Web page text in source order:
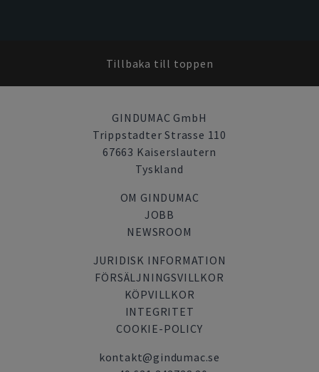
Tillbaka till toppen
GINDUMAC GmbH
Trippstadter Strasse 110
67663 Kaiserslautern
Tyskland
OM GINDUMAC
JOBB
NEWSROOM
JURIDISK INFORMATION
FÖRSÄLJNINGSVILLKOR
KÖPVILLKOR
INTEGRITET
COOKIE-POLICY
kontakt@gindumac.se